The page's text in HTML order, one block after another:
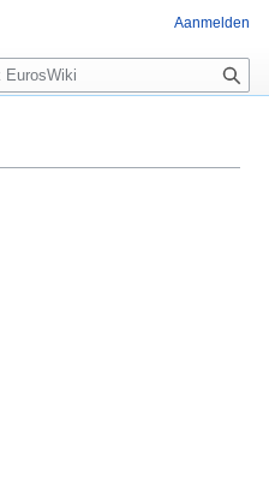
Aanmelden